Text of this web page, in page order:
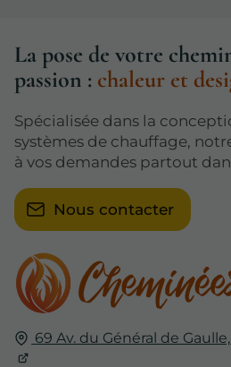
69 Av. du Général de Gaulle,
La pose de votre
passion : chaleur et
Spécialisée dans la
systèmes de chauffage,
à vos demandes partout
Nous contacter